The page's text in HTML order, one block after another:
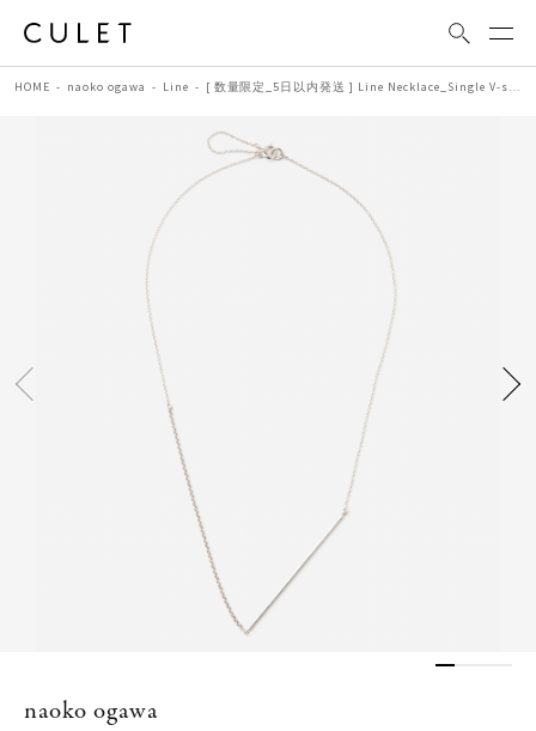
HOME naoko ogawa Line [ 数量限定_5日以内発送 ] Line Necklace_Single V-shape (color:Silver) | シルバーネックレス
naoko ogawa